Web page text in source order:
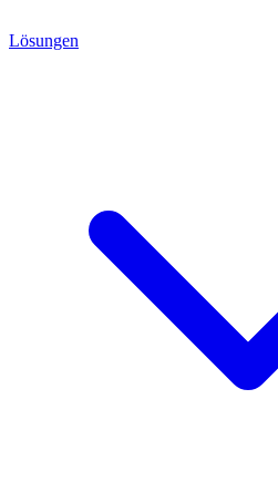
Lösungen